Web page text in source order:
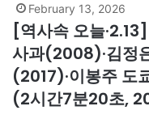
February 13, 2026
[역사속 오늘
사과(2008)·김정
(2017)·이봉주 도
(2시간7분20초,